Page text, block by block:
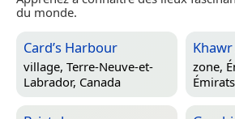
du monde.
Card’s Harbour
village, Terre-Neuve-et-
Labrador, Canada
zone,